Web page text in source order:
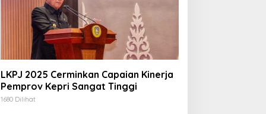
LKPJ 2025 Cerminkan Capaian Kinerja
Pemprov Kepri Sangat Tinggi
1680 Dilihat